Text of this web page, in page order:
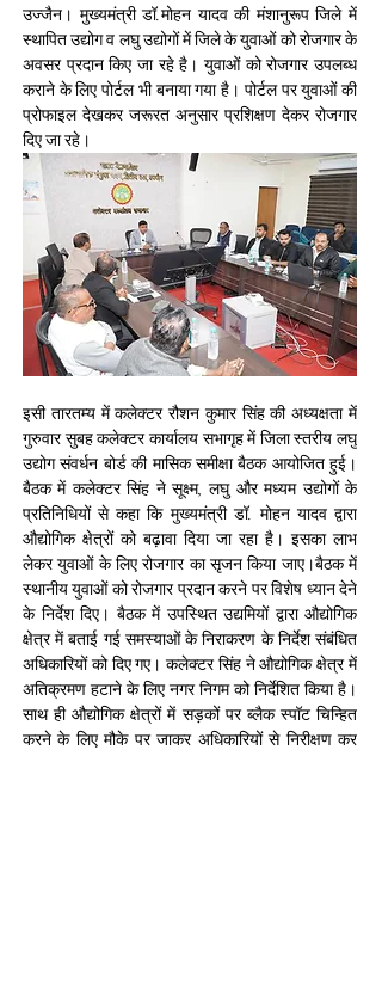
उज्जैन। मुख्यमंत्री डॉ.मोहन यादव की मंशानुरूप जिले में
स्थापित उद्योग व लघु उद्योगों में जिले के युवाओं को रोजगार के
अवसर प्रदान किए जा रहे है। युवाओं को रोजगार उपलब्ध
कराने के लिए पोर्टल भी बनाया गया है। पोर्टल पर युवाओं की
प्रोफाइल देखकर जरूरत अनुसार प्रशिक्षण देकर रोजगार
दिए जा रहे।
इसी तारतम्‍य में कलेक्टर रौशन कुमार सिंह की अध्यक्षता में
गुरुवार सुबह कलेक्‍टर कार्यालय सभागृह में जिला स्तरीय लघु
उद्योग संवर्धन बोर्ड की मासिक समीक्षा बैठक आयोजित हुई।
बैठक में कलेक्टर सिंह ने सूक्ष्म, लघु और मध्यम उद्योगों के
प्रतिनिधियों से कहा कि मुख्यमंत्री डॉ. मोहन यादव द्वारा
औद्योगिक क्षेत्रों को बढ़ावा दिया जा रहा है। इसका लाभ
लेकर युवाओं के लिए रोजगार का सृजन किया जाए।बैठक में
स्‍थानीय युवाओं को रोजगार प्रदान करने पर विशेष ध्‍यान देने
के निर्देश दिए। बैठक में उपस्थित उद्यमियों द्वारा औद्योगिक
क्षेत्र में बताई गई समस्‍याओं के निराकरण के निर्देश संबंधित
अधिकारियों को दिए गए। कलेक्टर सिंह ने औद्योगिक क्षेत्र में
अतिक्रमण हटाने के लिए नगर निगम को निर्देशित किया है।
साथ ही औद्योगिक क्षेत्रों में सड़कों पर ब्लैक स्पॉट चिन्हित
करने के लिए मौके पर जाकर अधिकारियों से निरीक्षण कर